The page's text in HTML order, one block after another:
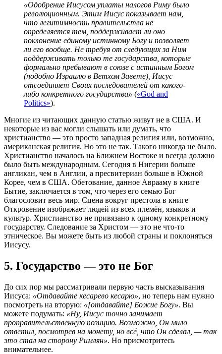
«Одобрение Иисусом уплаты налогов Риму было
революционным. Этим Иисус показывает нам,
что легитимность правительства не
определяется тем, поддерживает ли оно
поклонение единому истинному Богу и позволяет
ли его вообще. Не требуя от следующих за Ним
поддерживать только те государства, которые
формально пребывают в союзе с истинным Богом
(подобно Израилю в Ветхом Завете), Иисус
отсоединяет Своих последователей от какого-
либо конкретного государства» («God and
Politics»).
Многие из читающих данную статью живут не в США. И
некоторые из вас могли слышать или думать, что
христианство — это просто западная религия или, возможно,
американская религия. Но это не так. Такого никогда не было.
Христианство началось на Ближнем Востоке и всегда должно
было быть международным. Сегодня в Нигерии больше
англикан, чем в Англии, а пресвитериан больше в Южной
Корее, чем в США. Обетование, данное Аврааму в книге
Бытие, заключается в том, что через его семью Бог
благословит весь мир. Сцена вокруг престола в книге
Откровение изображает людей из всех племён, языков и
культур. Христианство не привязано к одному конкретному
государству. Следование за Христом — это не что-то
этническое. Вы можете быть из любой страны и поклоняться
Иисусу.
5. Государство — это не Бог
До сих пор мы рассматривали первую часть высказывания
Иисуса: «Отдавайте кесарево кесарю», но теперь нам нужно
посмотреть на вторую: «[отдавайте] Божие Богу». Вы
можете подумать: «Ну, Иисус точно занимает
проправительственную позицию. Возможно, Он мило
ответил, посмотрев на монету, но всё, что Он сделал, — так
это стал на сторону Римлян». Но присмотритесь
внимательнее.